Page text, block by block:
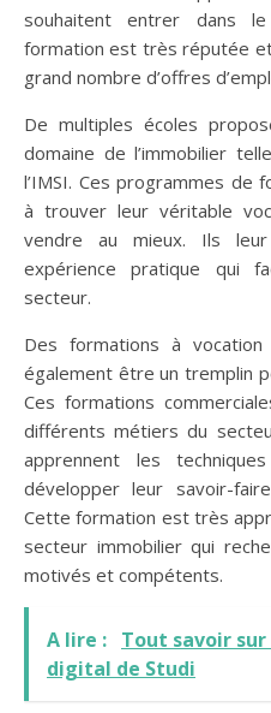
souhaitent entrer dans
formation est très réputée
grand nombre d’offres
De multiples écoles
domaine de l’immobilier
l’IMSI. Ces programmes de
à trouver leur véritable
vendre au mieux. Ils
expérience pratique qui
secteur.
Des formations à vocation
également être un tremplin
Ces formations
différents métiers du
apprennent les
développer leur savoir-
Cette formation est très
secteur immobilier qui
motivés et compétents.
A lire : Tout savoir
digital de Studi